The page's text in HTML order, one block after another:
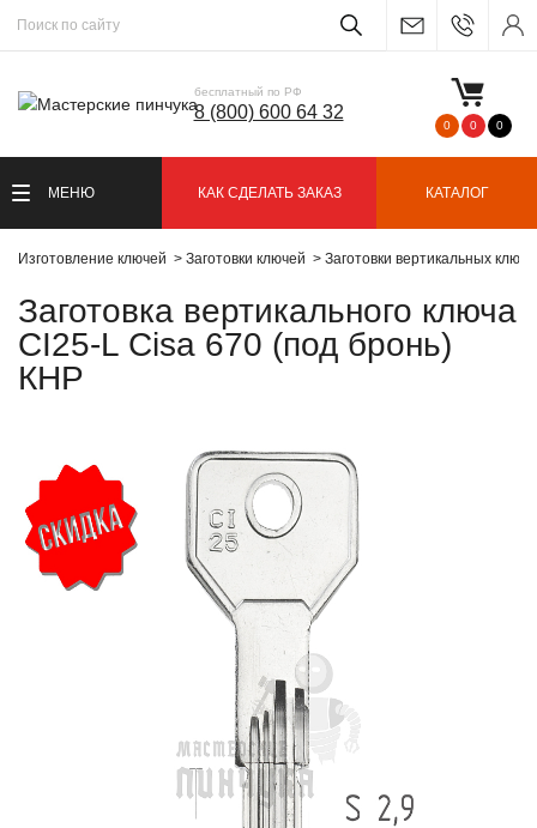
бесплатный по РФ
8 (800) 600 64 32
0 0 0
МЕНЮ КАК СДЕЛАТЬ ЗАКАЗ КАТАЛОГ
Изготовление ключей Заготовки ключей Заготовки вертикальных
Заготовка вертикального ключа
CI25-L Cisa 670 (под бронь)
КНР